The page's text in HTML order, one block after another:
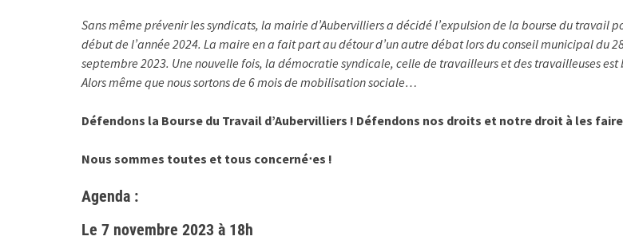
Sans même prévenir les syndicats, la mairie d’Aubervilliers a décidé l’expulsion de la bourse du travail
début de l’année 2024. La maire en a fait part au détour d’un autre débat lors du conseil municipal du
septembre 2023. Une nouvelle fois, la démocratie syndicale, celle de travailleurs et des travailleuses
Alors même que nous sortons de 6 mois de mobilisation sociale…
Défendons la Bourse du Travail d’Aubervilliers ! Défendons nos droits et notre droit à les
Nous sommes toutes et tous concerné⋅es !
Agenda :
Le 7 novembre 2023 à 18h